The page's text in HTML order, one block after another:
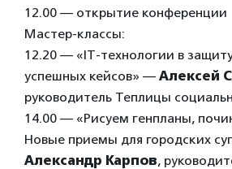
12.00 — открытие конференции
Мастер-классы:
12.20 — «IT-технологии в
успешных кейсов» — Алексей
руководитель Теплицы
14.00 — «Рисуем генпланы,
Новые приемы для городских
Александр Карпов,